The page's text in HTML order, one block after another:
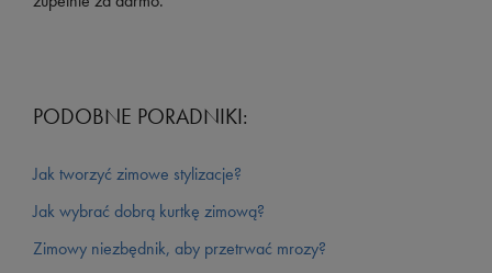
PODOBNE PORADNIKI:
Jak tworzyć zimowe stylizacje?
Jak wybrać dobrą kurtkę zimową?
Zimowy niezbędnik, aby przetrwać mrozy?